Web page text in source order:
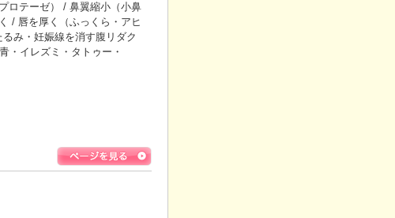
ロテーゼ） / 鼻翼縮小（小鼻
/ 唇を厚く（ふっくら・アヒ
み・妊娠線を消す腹リダク
・イレズミ・タトゥー・